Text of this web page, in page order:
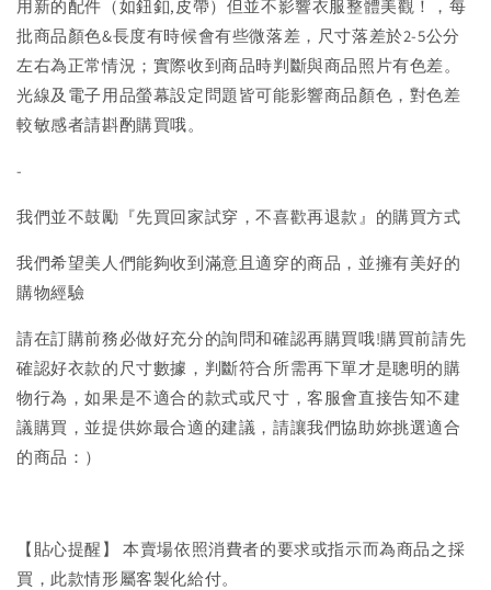
用新的配件（如鈕釦,皮帶）但並不影響衣服整體美觀！，每
批商品顏色&長度有時候會有些微落差，尺寸落差於2-5公分
左右為正常情況；實際收到商品時判斷與商品照片有色差。
光線及電子用品螢幕設定問題皆可能影響商品顏色，對色差
較敏感者請斟酌購買哦。
-
我們並不鼓勵『先買回家試穿，不喜歡再退款』的購買方式
我們希望美人們能夠收到滿意且適穿的商品，並擁有美好的
購物經驗
請在訂購前務必做好充分的詢問和確認再購買哦!購買前請先
確認好衣款的尺寸數據，判斷符合所需再下單才是聰明的購
物行為，如果是不適合的款式或尺寸，客服會直接告知不建
議購買，並提供妳最合適的建議，請讓我們協助妳挑選適合
的商品：）
【貼心提醒】 本賣場依照消費者的要求或指示而為商品之採
買，此款情形屬客製化給付。